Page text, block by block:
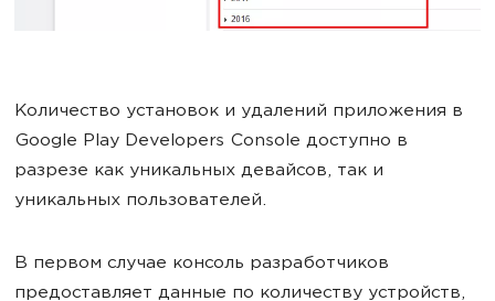
Количество установок и удалений приложения в
Google Play Developers Console доступно в
разрезе как уникальных девайсов, так и
уникальных пользователей.
В первом случае консоль разработчиков
предоставляет данные по количеству устройств,